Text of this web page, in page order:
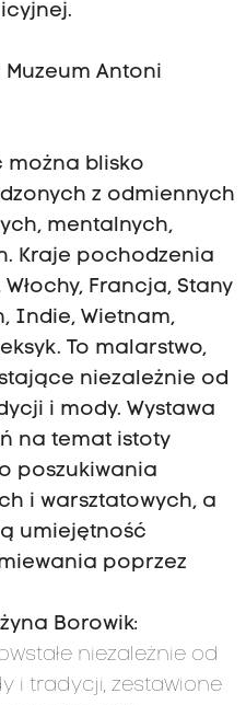
Antoni
można blisko
z odmiennych
mentalnych,
Kraje pochodzenia
Francja, Stany
Indie, Wietnam,
To malarstwo,
niezależnie od
i mody. Wystawa
na temat istoty
poszukiwania
i warsztatowych, a
umiejętność
poprzez
Borowik:
niezależnie od
i tradycji, zestawione